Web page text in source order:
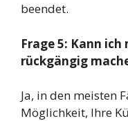
beendet.
Frage 5: Kann
rückgängig
Ja, in den meisten
Möglichkeit, Ihre